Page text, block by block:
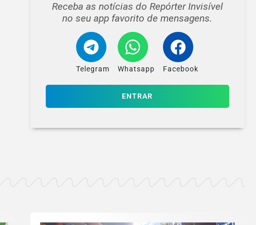
Receba as notícias do Repórter Invisível
no seu app favorito de mensagens.
Telegram Whatsapp Facebook
ENTRAR